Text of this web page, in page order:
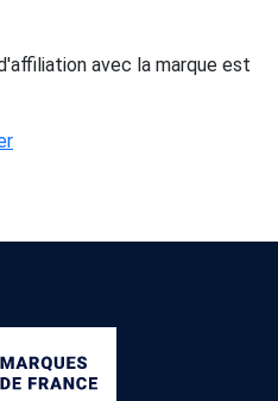
avec la marque est